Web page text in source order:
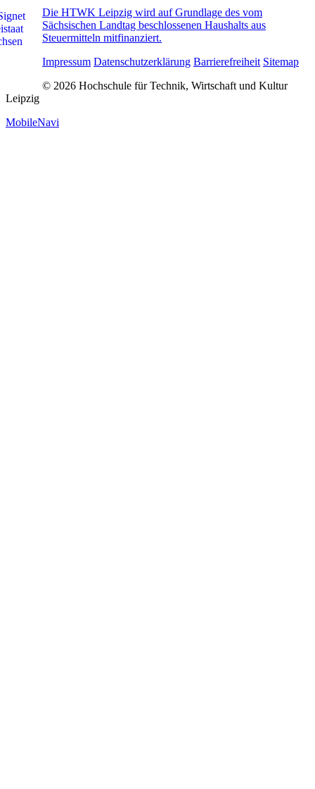
Die HTWK Leipzig wird auf Grundlage des vom
Sächsischen Landtag beschlossenen Haushalts aus
Steuermitteln mitfinanziert.
Impressum Datenschutzerklärung Barrierefreiheit Sitemap
© 2026 Hochschule für Technik, Wirtschaft und Kultur
Leipzig
MobileNavi